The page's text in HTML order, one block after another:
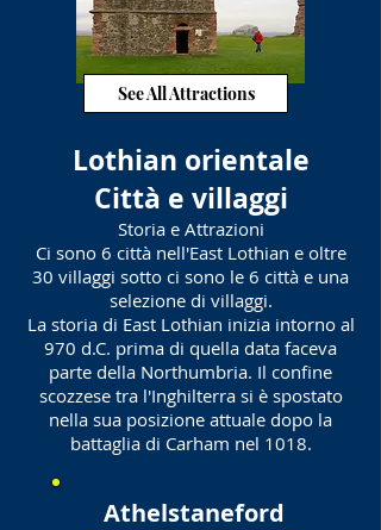
See All Attractions
Lothian orientale
Città e villaggi
Storia e Attrazioni
Ci sono 6 città nell'East Lothian e oltre
30 villaggi sotto ci sono le 6 città e una
selezione di villaggi.
La storia di East Lothian inizia intorno al
970 d.C. prima di quella data faceva
parte della Northumbria. Il confine
scozzese tra l'Inghilterra si è spostato
nella sua posizione attuale dopo la
battaglia di Carham nel 1018.
Athelstaneford